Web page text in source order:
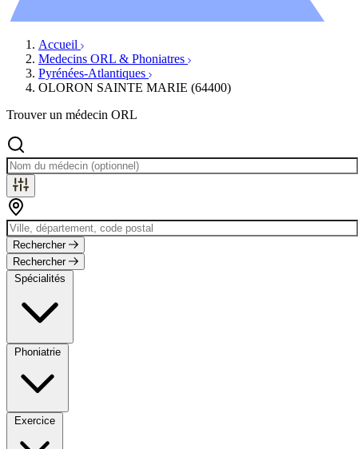
Accueil
Medecins ORL & Phoniatres
Pyrénées-Atlantiques
OLORON SAINTE MARIE (64400)
Trouver un médecin ORL
Rechercher
Rechercher
Spécialités
Phoniatrie
Exercice